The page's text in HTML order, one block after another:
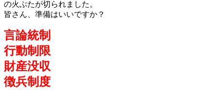
の火ぶたが切られました。
皆さん、準備はいいですか？
言論統制
行動制限
財産没収
徴兵制度